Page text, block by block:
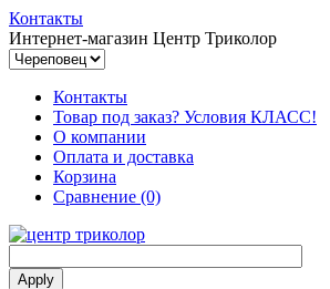
Контакты
Интернет-магазин Центр Триколор
Контакты
Товар под заказ? Условия КЛАСС!
О компании
Оплата и доставка
Корзина
Сравнение (0)